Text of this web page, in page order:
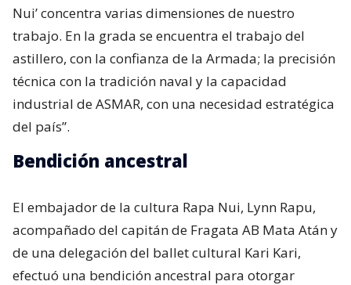
Nui’ concentra varias dimensiones de nuestro
trabajo. En la grada se encuentra el trabajo del
astillero, con la confianza de la Armada; la precisión
técnica con la tradición naval y la capacidad
industrial de ASMAR, con una necesidad estratégica
del país”.
Bendición ancestral
El embajador de la cultura Rapa Nui, Lynn Rapu,
acompañado del capitán de Fragata AB Mata Atán y
de una delegación del ballet cultural Kari Kari,
efectuó una bendición ancestral para otorgar